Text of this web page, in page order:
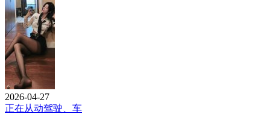
2026-04-27
正在从动驾驶、车